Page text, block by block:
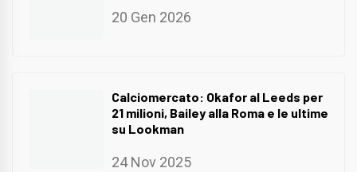
20 Gen 2026
Calciomercato: Okafor al Leeds per
21 milioni, Bailey alla Roma e le ultime
su Lookman
24 Nov 2025